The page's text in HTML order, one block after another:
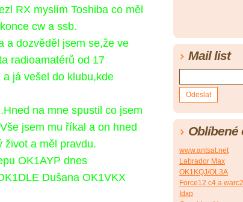
RX myslím Toshiba co měl
cw a ssb.
a dozvěděl jsem se,že ve
radioamatérů od 17
já vešel do klubu,kde
na mne spustil co jsem
jsem mu říkal a on hned
život a měl pravdu.
OK1AYP dnes
Dušana OK1VKX
Mail list
Oblíbené
www.antsat.net
Labrador Max
OK1KQJ/OL3A
Force12 c4 a
Idxp